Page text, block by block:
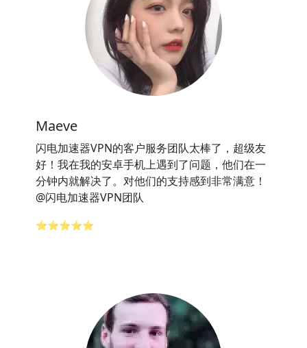
Maeve
闪电加速器VPN的客户服务团队太棒了，超级友
好！我在我的安卓手机上遇到了问题，他们在一
分钟内就解决了。对他们的支持感到非常满意！
@闪电加速器VPN团队
⭐⭐⭐⭐⭐